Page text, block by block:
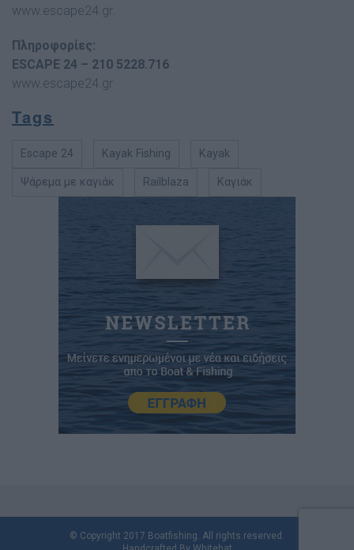
www.escape24.gr.
Πληροφορίες:
ESCAPE 24 – 210 5228.716
www.escape24.gr
Tags
Escape 24 Kayak Fishing Kayak
Ψάρεμα με καγιάκ Railblaza Καγιάκ
© Copyright 2017 Boatfishing. All rights reserved.